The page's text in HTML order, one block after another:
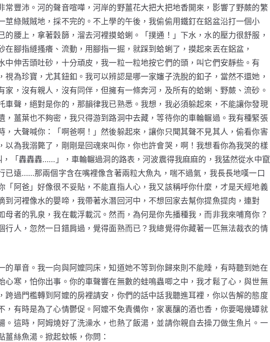
常豐沛。河的聲音喧嘩，河岸的野薑花大把大把地香開來，影響了野蕨的繁
莖綠賊賊地，採不完的。不上學的午後，我偷偷用鐵釘在鋁盆沿打一個小
的腰上，拿著穀篩，溜去河裡摸蛤蜊。「撲通！」下水，水的壓力很舒服，
在腳指縫搔癢、流動，用腳指一掘，就踩到蛤蜊了，摸起來丟在鋁盆，
中伸舌頭吐砂，十分頑皮，我一粒一粒地按它們的頭，叫它們安靜些。有
視為珍寶，尤其鈕釦。我可以辨認是哪一家嬸子洗脫的釦子，當然不還她，
家，沒有親人，沒有同伴，但擁有一條奔河，及所有的蛤蜊、野蕨、流砂。
車聲，絕對是你的，那韻律我已熟悉。我想，我必須躲起來，不能讓你發現
，薑葉也不夠密，我只得游到路洞中去藏，等待你的車輪輾過。我有種緊張
，大聲喊你：「啊爸啊！」然後躲起來，讓你只聞其聲不見其人，偷看你害
以為我溺斃了，剛剛是回魂來叫你，你也許會哭，啊！我想看你為我哭的樣
「轟轟轟……」，車輪輾過洞的路表，河波震得我麻麻的，我猛然從水中竄
已遠……那兩個字含在嘴裡像含著兩粒大魚丸，喘不過氣，我長長地嘆一口
「阿爸」好像很不妥貼，不能直指人心，我又該稱呼你什麼，才是天經地義
到河裡像水的嬰啼，我帶著水潛回河中，不想回家去幫你提魚提肉，連對
母者的乳泉，我在載浮載沉。然而，為何是你先播種我，而非我來哺育你？
行人，忽然一日錯肩過，覺得面熟而已？我總覺得你藏著一匹無法裁衣的情
的單音。我一向與阿嬤同床，知道她不等到你歸來則不能睡，有時聽到她在
心寒，怕你出事。你的車聲響在無數的蛙鳴蟲唧之中，我才鬆了心，與世無
跨過門檻轉到阿嬤的房裡請安，你們的話中話我聽進耳裡，你以告解的態度
，有時是為了心情鬱促。阿嬤不免責備你，家裏釀的酒也香，你要喝幾罈就
。這時，阿姆燒好了洗澡水，也熱了飯湯，並請你親自去操刀做生魚片。一
絲魚湯。掀起蚊帳，你問：